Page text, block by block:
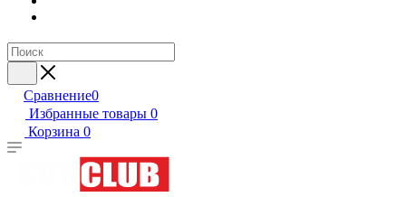
Сравнение0
Избранные товары 0
Корзина 0